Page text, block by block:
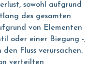
sowohl aufgrund
des gesamten
von Elementen
oder einer Biegung -,
Fluss verursachen.
verteilten